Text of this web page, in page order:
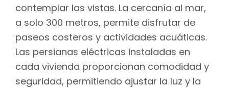
contemplar las vistas. La cercanía al mar,
a solo 300 metros, permite disfrutar de
paseos costeros y actividades acuáticas.
Las persianas eléctricas instaladas en
cada vivienda proporcionan comodidad y
seguridad, permitiendo ajustar la luz y la